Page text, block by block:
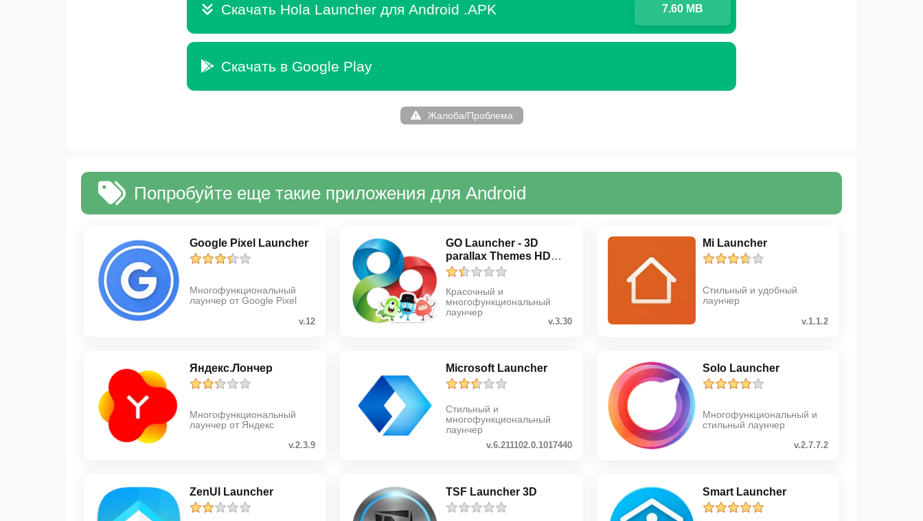
Скачать Hola Launcher для Android .APK 7.60 MB
Скачать в Google Play
Жалоба/Проблема
Попробуйте еще такие приложения для Android
Google Pixel Launcher
Многофункциональный
лаунчер от Google Pixel
v.12
GO Launcher - 3D
parallax Themes HD
Wall...
Красочный и
многофункциональный
лаунчер
v.3.30
Mi Launcher
Стильный и удобный
лаунчер
v.1.1.2
Яндекс.Лончер
Многофункциональный
лаунчер от Яндекс
v.2.3.9
Microsoft Launcher
Стильный и
многофункциональный
лаунчер
v.6.211102.0.1017440
Solo Launcher
Многофункциональный и
стильный лаунчер
v.2.7.7.2
ZenUI Launcher TSF Launcher 3D Smart Launcher